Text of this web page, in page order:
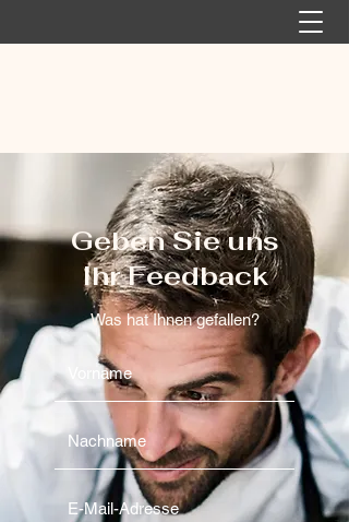
Geben Sie uns
Ihr Feedback
Was hat Ihnen gefallen?